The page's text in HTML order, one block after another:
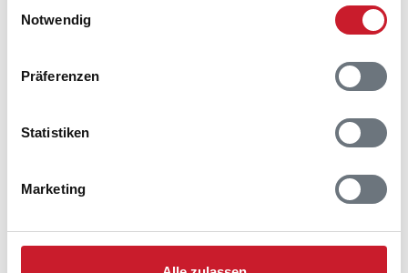
Notwendig
Präferenzen
Statistiken
Marketing
Anzahl Reisende auswählen